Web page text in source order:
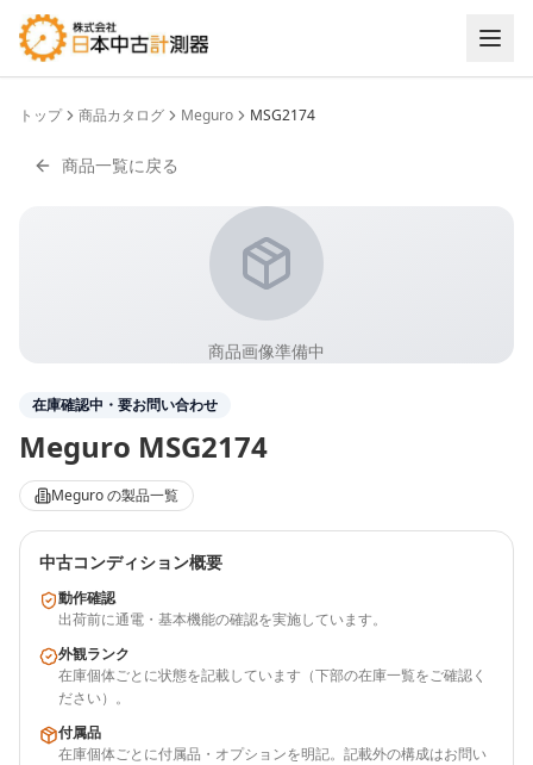
トップ 商品カタログ Meguro MSG2174
商品一覧に戻る
商品画像準備中
在庫確認中・要お問い合わせ
Meguro MSG2174
Meguroの製品一覧
中古コンディション概要
動作確認
出荷前に通電・基本機能の確認を実施しています。
外観ランク
在庫個体ごとに状態を記載しています（下部の在庫一覧をご確認く
ださい）。
付属品
在庫個体ごとに付属品・オプションを明記。記載外の構成はお問い